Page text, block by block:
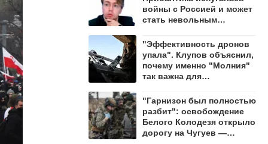
войны с Россией и может
стать невольным
"Эффективность дронов
упала". Клупов объяснил,
почему именно "Молния"
так важна для
"Гарнизон был полностью
разбит": освобождение
Белого Колодезя открыло
дорогу на Чугуев —